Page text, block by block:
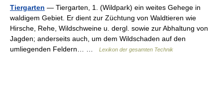
Tiergarten — Tiergarten, 1. (Wildpark) ein weites Gehege in
waldigem Gebiet. Er dient zur Züchtung von Waldtieren wie
Hirsche, Rehe, Wildschweine u. dergl. sowie zur Abhaltung von
Jagden; anderseits auch, um dem Wildschaden auf den
umliegenden Feldern… …
Lexikon der gesamten Technik